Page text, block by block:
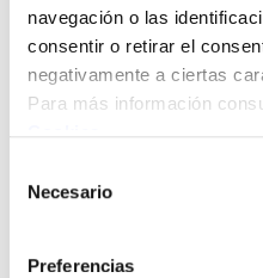
navegación o las
consentir o retirar el
negativamente a ciertas
Para más información
Necesario
Preferencias
Click&Collect - Recogida gratis
en nuestras tiendas